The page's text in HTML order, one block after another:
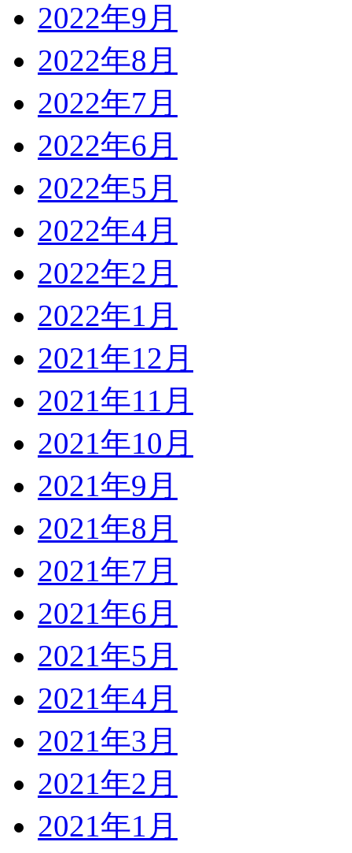
2022年9月
2022年8月
2022年7月
2022年6月
2022年5月
2022年4月
2022年2月
2022年1月
2021年12月
2021年11月
2021年10月
2021年9月
2021年8月
2021年7月
2021年6月
2021年5月
2021年4月
2021年3月
2021年2月
2021年1月